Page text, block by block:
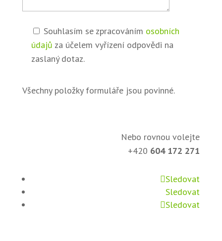
Souhlasím se zpracováním osobních
údajů za účelem vyřízení odpovědi na
zaslaný dotaz.
Všechny položky formuláře jsou povinné.
Nebo rovnou volejte
+420 604 172 271
Sledovat
Sledovat
Sledovat